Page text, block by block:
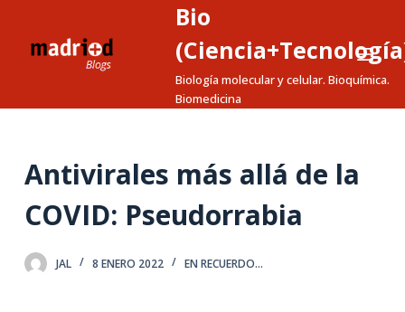
a
n
Bio
Biología molecular y celular. Bioquímica.
Biomedicina
Antivirales más allá de la
COVID: Pseudorrabia
JAL 8 ENERO 2022 EN RECUERDO...